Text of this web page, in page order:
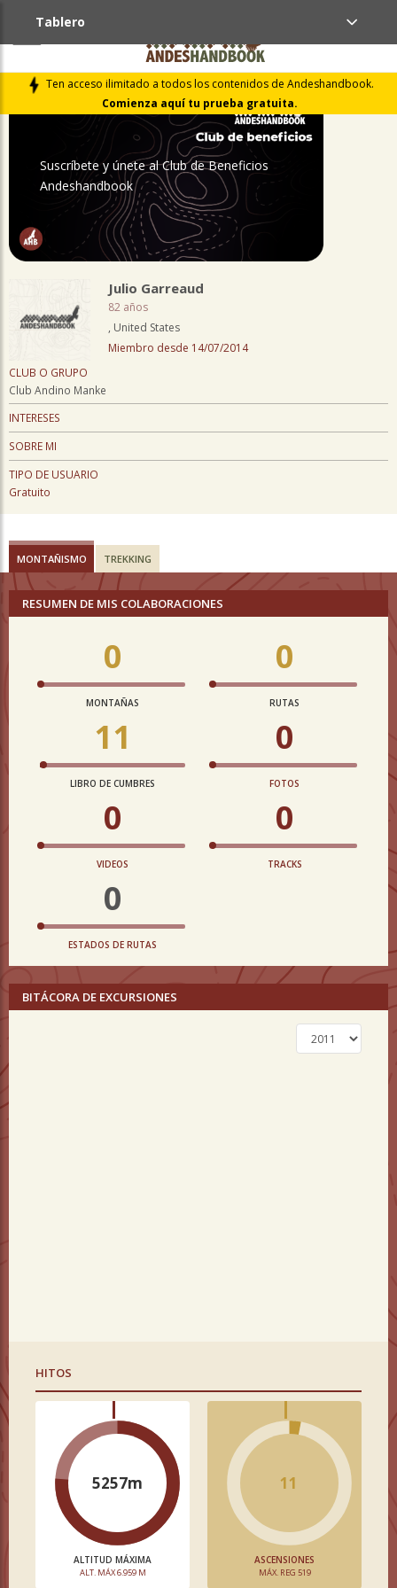
Ten acceso ilimitado a todos los contenidos de Andeshandbook.
Comienza aquí tu prueba gratuita.
Tablero
Suscríbete y únete al Club de Beneficios
Andeshandbook
Julio Garreaud
82 años
, United States
Miembro desde 14/07/2014
CLUB O GRUPO
Club Andino Manke
INTERESES
SOBRE MI
TIPO DE USUARIO
Gratuito
MONTAÑISMO TREKKING
RESUMEN DE MIS COLABORACIONES
0
MONTAÑAS
0
RUTAS
11
LIBRO DE CUMBRES
0
FOTOS
0
VIDEOS
0
TRACKS
0
ESTADOS DE RUTAS
BITÁCORA DE EXCURSIONES
HITOS
5257m
ALTITUD MÁXIMA
ALT. MÁX 6.959 M
11
ASCENSIONES
MÁX. REG 519